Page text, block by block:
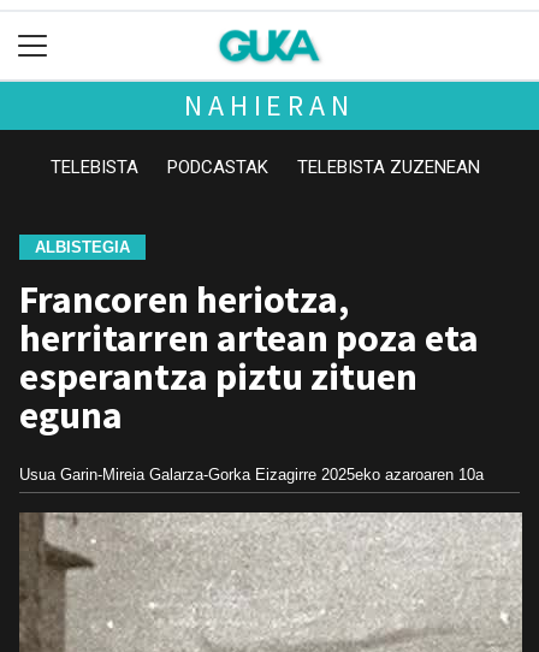
NAHIERAN
TELEBISTA PODCASTAK TELEBISTA ZUZENEAN
ALBISTEGIA
Francoren heriotza,
herritarren artean poza eta
esperantza piztu zituen
eguna
Usua Garin-Mireia Galarza-Gorka Eizagirre 2025eko azaroaren 10a